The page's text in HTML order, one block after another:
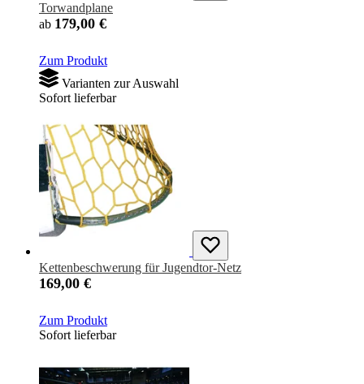
Torwandplane
ab 179,00 €
Zum Produkt
Varianten zur Auswahl
Sofort lieferbar
Kettenbeschwerung für Jugendtor-Netz
169,00 €
Zum Produkt
Sofort lieferbar